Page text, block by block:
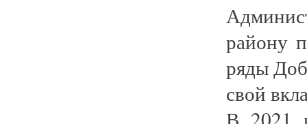
району
ряды
свой